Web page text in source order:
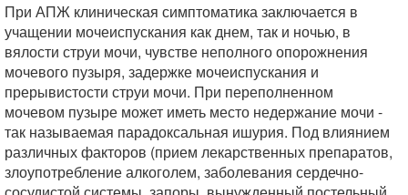
При АПЖ клиническая симптоматика заключается в
учащении мочеиспускания как днем, так и ночью, в
вялости струи мочи, чувстве неполного опорожнения
мочевого пузыря, задержке мочеиспускания и
прерывистости струи мочи. При переполненном
мочевом пузыре может иметь место недержание мочи -
так называемая парадоксальная ишурия. Под влиянием
различных факторов (прием лекарственных препаратов,
злоупотребление алкоголем, заболевания сердечно-